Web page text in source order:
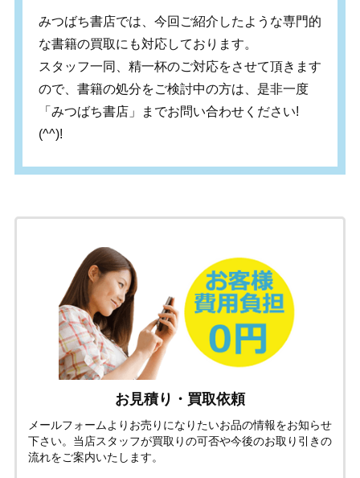
みつばち書店では、今回ご紹介したような専門的
な書籍の買取にも対応しております。
スタッフ一同、精一杯のご対応をさせて頂きます
ので、書籍の処分をご検討中の方は、是非一度
「みつばち書店」までお問い合わせください!
(^^)!
お見積り・買取依頼
メールフォームよりお売りになりたいお品の情報をお知らせ
下さい。当店スタッフが買取りの可否や今後のお取り引きの
流れをご案内いたします。